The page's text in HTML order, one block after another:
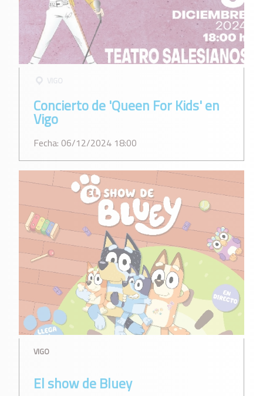
Concierto de 'Queen For Kids' en
Vigo
Fecha: 06/12/2024 18:00
VIGO
El show de Bluey